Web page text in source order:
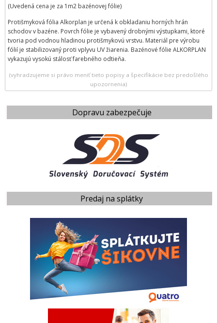
Dopravu zabezpečuje
Predaj na splátky
(Uvedená cena je za 1m2 bazénovej fólie)
Protišmyková fólia Alkorplan je určená k obkladaniu horných hrán
schodov v bazéne. Povrch fólie je vybavený drobnými výstupkami, ktoré
tvoria pod vodnou hladinou protišmykovú vrstvu. Materiál pre výrobu
fólií je stabilizovaný proti vplyvu UV žiarenia. Bazénové fólie ALKORPLAN
vykazujú vysokú stálosť farebného odtieňa.
(vyhradzujeme si právo meniť tieto popisy a špecifikácie bez predošlého
upozornenia)